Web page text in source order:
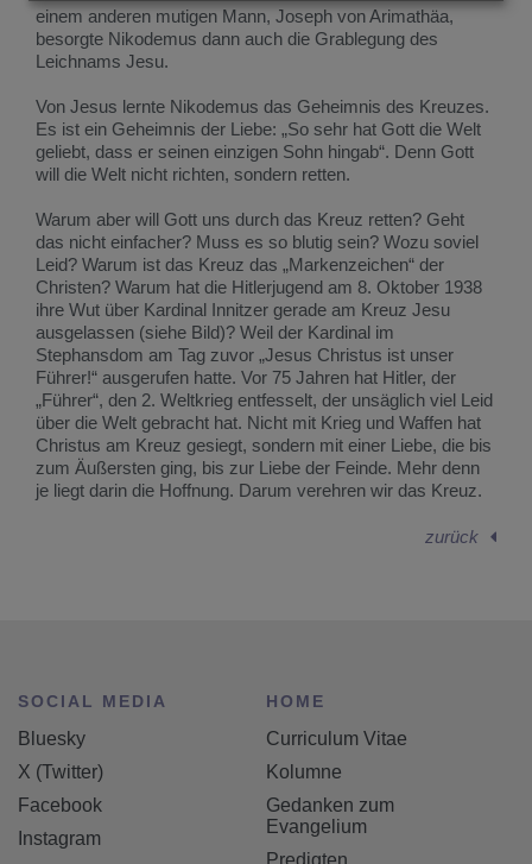
einem anderen mutigen Mann, Joseph von Arimathäa,
besorgte Nikodemus dann auch die Grablegung des
Leichnams Jesu.
Von Jesus lernte Nikodemus das Geheimnis des Kreuzes.
Es ist ein Geheimnis der Liebe: „So sehr hat Gott die Welt
geliebt, dass er seinen einzigen Sohn hingab“. Denn Gott
will die Welt nicht richten, sondern retten.
Warum aber will Gott uns durch das Kreuz retten? Geht
das nicht einfacher? Muss es so blutig sein? Wozu soviel
Leid? Warum ist das Kreuz das „Markenzeichen“ der
Christen? Warum hat die Hitlerjugend am 8. Oktober 1938
ihre Wut über Kardinal Innitzer gerade am Kreuz Jesu
ausgelassen (siehe Bild)? Weil der Kardinal im
Stephansdom am Tag zuvor „Jesus Christus ist unser
Führer!“ ausgerufen hatte. Vor 75 Jahren hat Hitler, der
„Führer“, den 2. Weltkrieg entfesselt, der unsäglich viel Leid
über die Welt gebracht hat. Nicht mit Krieg und Waffen hat
Christus am Kreuz gesiegt, sondern mit einer Liebe, die bis
zum Äußersten ging, bis zur Liebe der Feinde. Mehr denn
je liegt darin die Hoffnung. Darum verehren wir das Kreuz.
zurück
SOCIAL MEDIA
Bluesky
X (Twitter)
Facebook
Instagram
HOME
Curriculum Vitae
Kolumne
Gedanken zum
Evangelium
Predigten